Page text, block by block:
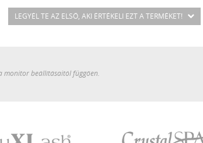
LEGYÉL TE AZ ELSŐ, AKI ÉRTÉKELI EZT A TERMÉKET!
monitor beállításaitól függően.